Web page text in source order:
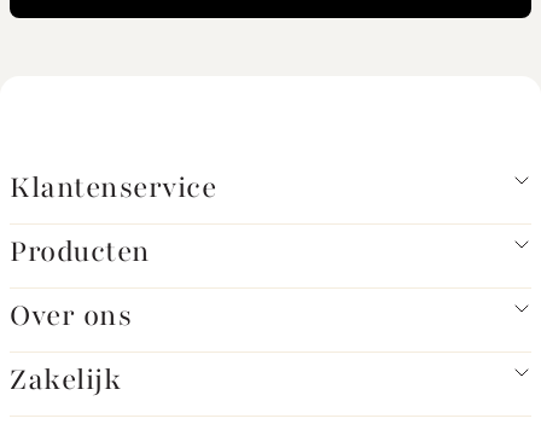
Klantenservice
Producten
Over ons
Zakelijk